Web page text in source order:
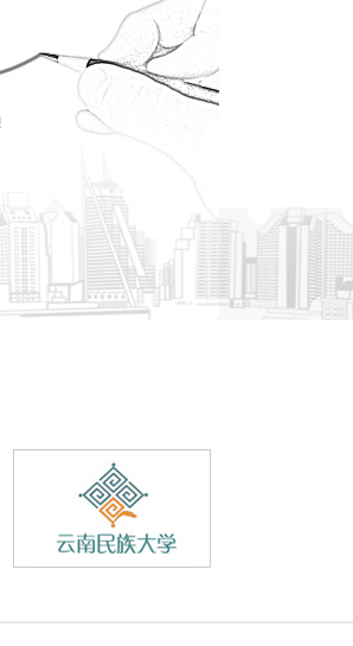
型广告机镜面电
电视,智能触摸魔
机
种应用场景：客厅、卧室、
、宾馆...